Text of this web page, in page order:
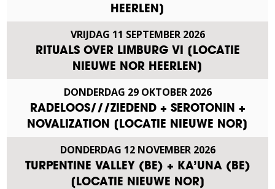
HEERLEN]
VRIJDAG 11 SEPTEMBER 2026
RITUALS OVER LIMBURG VI [LOCATIE
NIEUWE NOR HEERLEN]
DONDERDAG 29 OKTOBER 2026
RADELOOS///ZIEDEND + SEROTONIN +
NOVALIZATION [LOCATIE NIEUWE NOR]
DONDERDAG 12 NOVEMBER 2026
TURPENTINE VALLEY (BE) + KA’UNA (BE)
[LOCATIE NIEUWE NOR]